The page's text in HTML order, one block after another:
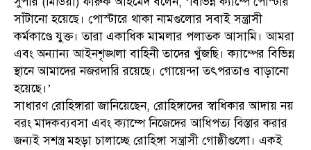
সাঁটানো হয়েছে। পোস্টারে থাকা নামগুলোর সবাই সন্ত্রাসী
কর্মকাণ্ডে যুক্ত। তারা একাধিক মামলার পলাতক আসামি। আমরা
এবং অন্যান্য আইনশৃঙ্খলা বাহিনী তাদের খুঁজছি। ক্যাম্পের বিভিন্ন
স্থানে আমাদের নজরদারি রয়েছে। গোয়েন্দা তৎপরতাও বাড়ানো
হয়েছে।’
সাধারণ রোহিঙ্গারা জানিয়েছেন, রোহিঙ্গাদের স্বাধিকার আদায় নয়
বরং মাদকব্যবসা এবং ক্যাম্পে নিজেদের আধিপত্য বিস্তার করার
জন্যই সশস্ত্র মহড়া চালাচ্ছে রোহিঙ্গা সন্ত্রাসী গোষ্ঠীগুলো। একই